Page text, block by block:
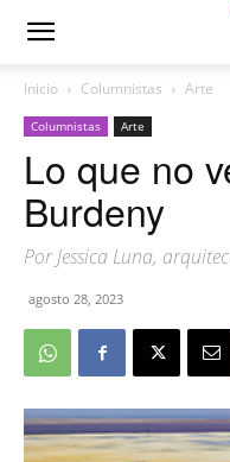
Inicio Columnistas Arte
Columnistas Arte
Lo que no
Burdeny
Por Jessica Luna,
agosto 28, 2023